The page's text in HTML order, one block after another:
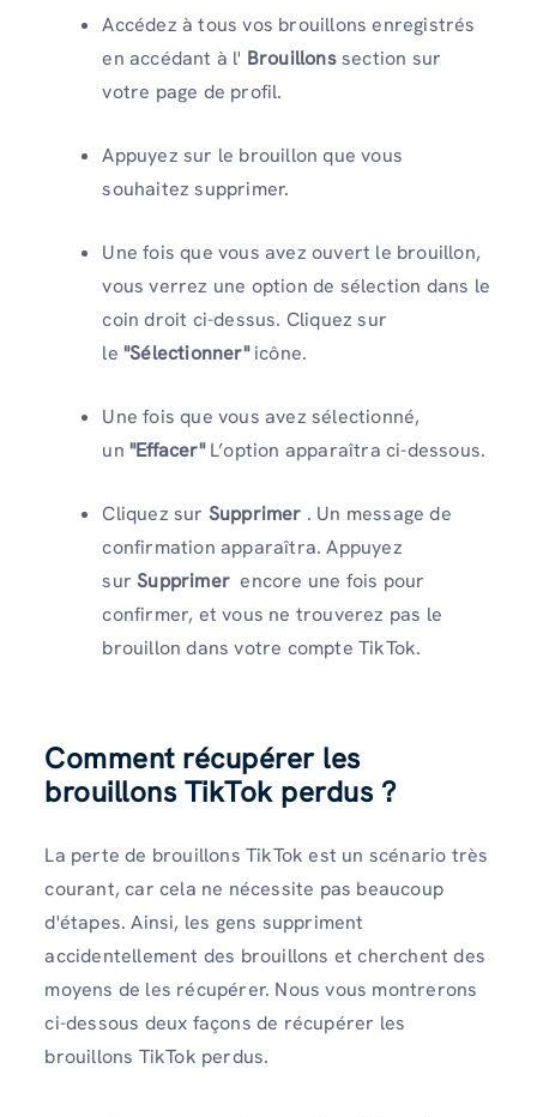
Accédez à tous vos brouillons enregistrés
en accédant à l' Brouillonssection sur
votre page de profil.
Appuyez sur le brouillon que vous
souhaitez supprimer.
Une fois que vous avez ouvert le brouillon,
vous verrez une option de sélection dans le
coin droit ci-dessus. Cliquez sur
le "Sélectionner"icône.
Une fois que vous avez sélectionné,
un "Effacer"L’option apparaîtra ci-dessous.
Cliquez sur Supprimer . Un message de
confirmation apparaîtra. Appuyez
surSupprimer encore une fois pour
confirmer, et vous ne trouverez pas le
brouillon dans votre compte TikTok.
Comment récupérer les
brouillons TikTok perdus ?
La perte de brouillons TikTok est un scénario très
courant, car cela ne nécessite pas beaucoup
d'étapes. Ainsi, les gens suppriment
accidentellement des brouillons et cherchent des
moyens de les récupérer. Nous vous montrerons
ci-dessous deux façons de récupérer les
brouillons TikTok perdus.